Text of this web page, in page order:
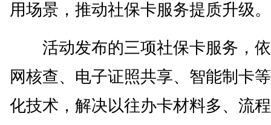
用场景，推动社保卡服务提质升级。
活动发布的三项社保卡服务，
网核查、电子证照共享、智能制卡
化技术，解决以往办卡材料多、流